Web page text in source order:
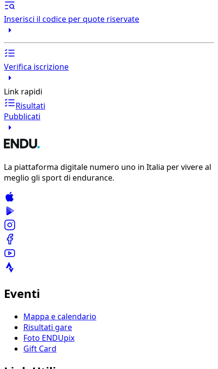
Inserisci il codice per quote riservate
Verifica iscrizione
Link rapidi
Risultati
Pubblicati
La piattaforma digitale numero uno in Italia per vivere al
meglio gli sport di endurance.
Eventi
Mappa e calendario
Risultati gare
Foto ENDUpix
Gift Card